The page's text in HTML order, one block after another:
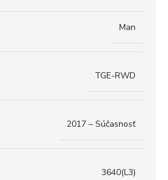
Man
TGE-RWD
2017 – Súčasnosť
3640(L3)